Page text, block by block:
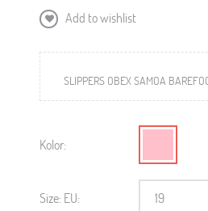
Add to wishlist
SLIPPERS OBEX SAMOA
Kolor:
Size: EU: 19